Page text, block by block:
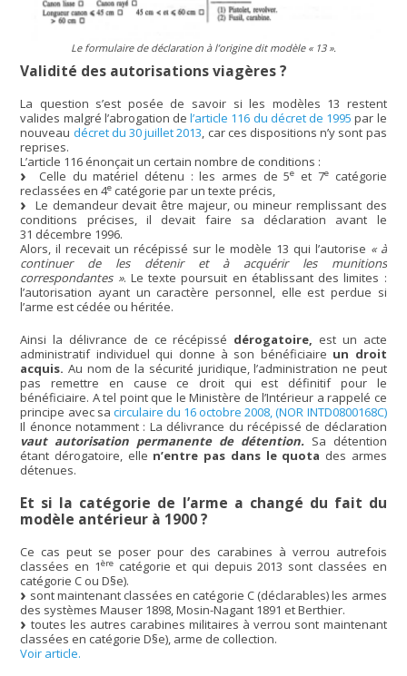
Le formulaire de déclaration à l’origine dit modèle « 13 ».
Validité des autorisations viagères ?
La question s’est posée de savoir si les modèles 13 restent
valides malgré l’abrogation del’article 116 du décret de 1995 par le
nouveau décret du 30 juillet 2013, car ces dispositions n’y sont pas
reprises.
L’article 116 énonçait un certain nombre de conditions :
Celle du matériel détenu : les armes de 5e et 7ecatégorie
reclassées en 4e catégorie par un texte précis,
Le demandeur devait être majeur, ou mineur remplissant des
conditions précises, il devait faire sa déclaration avant le
31 décembre 1996.
Alors, il recevait un récépissé sur le modèle 13 qui l’autorise « à
continuer de les détenir et à acquérir les munitions
correspondantes ». Le texte poursuit en établissant des limites :
l’autorisation ayant un caractère personnel, elle est perdue si
l’arme est cédée ou héritée.
Ainsi la délivrance de ce récépissé dérogatoire, est un acte
administratif individuel qui donne à son bénéficiaire un droit
acquis. Au nom de la sécurité juridique, l’administration ne peut
pas remettre en cause ce droit qui est définitif pour le
bénéficiaire. A tel point que le Ministère de l’Intérieur a rappelé ce
principe avec sa circulaire du 16 octobre 2008, (NOR INTD0800168C)
Il énonce notamment : La délivrance du récépissé de déclaration
vaut autorisation permanente de détention. Sa détention
étant dérogatoire, elle n’entre pas dans le quota des armes
détenues.
Et si la catégorie de l’arme a changé du fait du
modèle antérieur à 1900 ?
Ce cas peut se poser pour des carabines à verrou autrefois
classées en 1èrecatégorie et qui depuis 2013 sont classées en
catégorie C ou D§e).
sont maintenant classées en catégorie C (déclarables) les armes
des systèmes Mauser 1898, Mosin-Nagant 1891 et Berthier.
toutes les autres carabines militaires à verrou sont maintenant
classées en catégorie D§e), arme de collection.
Voir article.